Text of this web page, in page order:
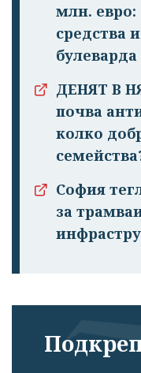
млн. евро:
средства
булеварда
ДЕНЯТ В
почва
колко
София
за